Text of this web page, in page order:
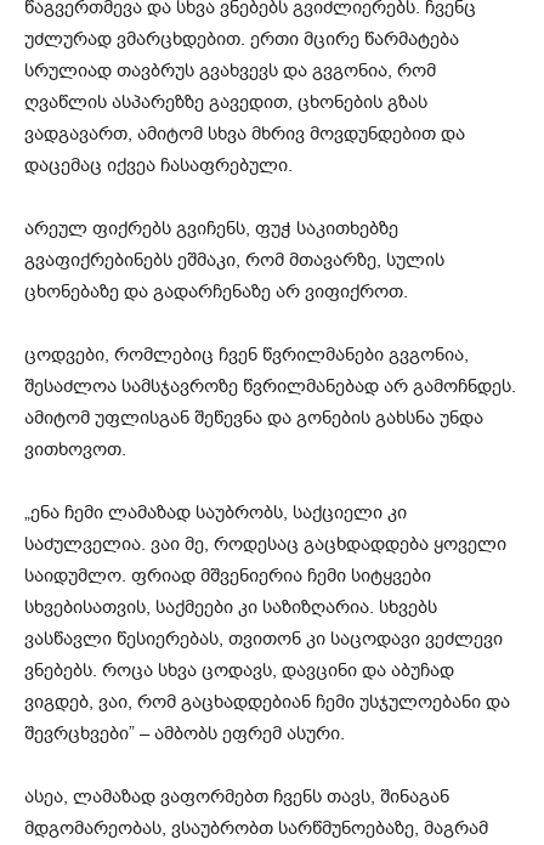
წაგვერთმევა და სხვა ვნებებს გვიძლიერებს. ჩვენც
უძლურად ვმარცხდებით. ერთი მცირე წარმატება
სრულიად თავბრუს გვახვევს და გვგონია, რომ
ღვაწლის ასპარეზზე გავედით, ცხონების გზას
ვადგავართ, ამიტომ სხვა მხრივ მოვდუნდებით და
დაცემაც იქვეა ჩასაფრებული.
არეულ ფიქრებს გვიჩენს, ფუჭ საკითხებზე
გვაფიქრებინებს ეშმაკი, რომ მთავარზე, სულის
ცხონებაზე და გადარჩენაზე არ ვიფიქროთ.
ცოდვები, რომლებიც ჩვენ წვრილმანები გვგონია,
შესაძლოა სამსჯავროზე წვრილმანებად არ გამოჩნდეს.
ამიტომ უფლისგან შეწევნა და გონების გახსნა უნდა
ვითხოვოთ.
„ენა ჩემი ლამაზად საუბრობს, საქციელი კი
საძულველია. ვაი მე, როდესაც გაცხდადდება ყოველი
საიდუმლო. ფრიად მშვენიერია ჩემი სიტყვები
სხვებისათვის, საქმეები კი საზიზღარია. სხვებს
ვასწავლი წესიერებას, თვითონ კი საცოდავი ვეძლევი
ვნებებს. როცა სხვა ცოდავს, დავცინი და აბუჩად
ვიგდებ, ვაი, რომ გაცხადდებიან ჩემი უსჯულოებანი და
შევრცხვები” – ამბობს ეფრემ ასური.
ასეა, ლამაზად ვაფორმებთ ჩვენს თავს, შინაგან
მდგომარეობას, ვსაუბრობთ სარწმუნოებაზე, მაგრამ